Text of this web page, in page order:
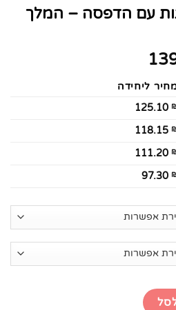
עם הדפסה – המלך
ליחידה
125.10
118.15
111.20
97.30
עם הדפסה - המלך שלה המלכה שלו